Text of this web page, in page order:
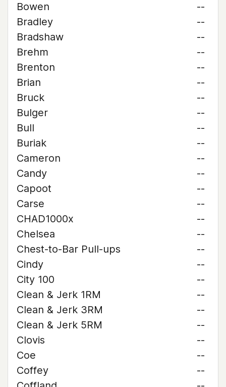
Bowen
--
Bradley
--
Bradshaw
--
Brehm
--
Brenton
--
Brian
--
Bruck
--
Bulger
--
Bull
--
Buriak
--
Cameron
--
Candy
--
Capoot
--
Carse
--
CHAD1000x
--
Chelsea
--
Chest-to-Bar Pull-ups
--
Cindy
--
City 100
--
Clean & Jerk 1RM
--
Clean & Jerk 3RM
--
Clean & Jerk 5RM
--
Clovis
--
Coe
--
Coffey
--